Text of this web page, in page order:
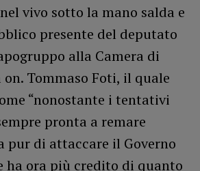
vivo sotto la mano salda e
presente del deputato
alla Camera di
Tommaso Foti, il quale
“nonostante i tentativi
pronta a remare
pur di attaccare il Governo
ha ora più credito di quanto